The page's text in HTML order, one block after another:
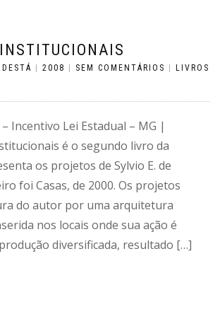
| 2008 | SEM COMENTÁRIOS | LIVROS
Incentivo Lei Estadual – MG |
é o segundo livro da
os projetos de Sylvio E. de
foi Casas, de 2000. Os projetos
do autor por uma arquitetura
nos locais onde sua ação é
diversificada, resultado […]